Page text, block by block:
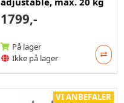
1799,-
På lager
Ikke på lager
VI ANBEFALER